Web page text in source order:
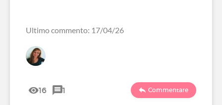
Ultimo commento: 17/04/26
16 1 Commentare